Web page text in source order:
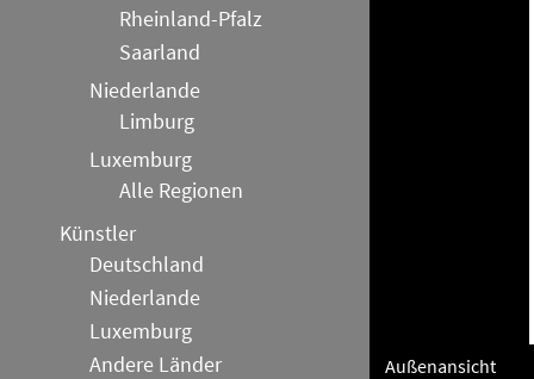
Rheinland-Pfalz
Saarland
Niederlande
Limburg
Luxemburg
Alle Regionen
Künstler
Deutschland
Niederlande
Luxemburg
Andere Länder
Außenansicht